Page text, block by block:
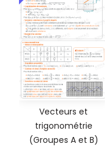
Vecteurs et
trigonométrie
(Groupes A et B)